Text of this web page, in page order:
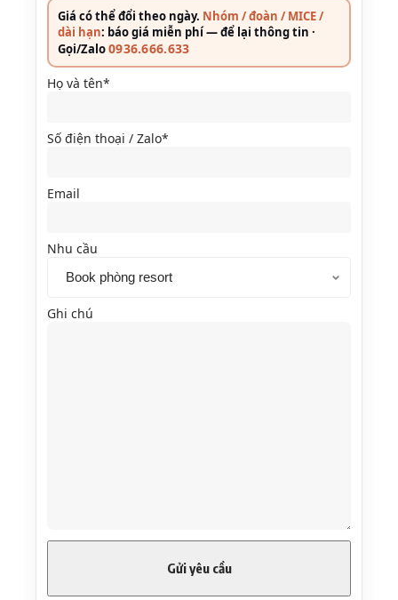
Giá có thể đổi theo ngày. Nhóm / đoàn / MICE /
dài hạn: báo giá miễn phí — để lại thông tin ·
Gọi/Zalo0936.666.633
Họ và tên*
Số điện thoại / Zalo*
Email
Nhu cầu
Ghi chú